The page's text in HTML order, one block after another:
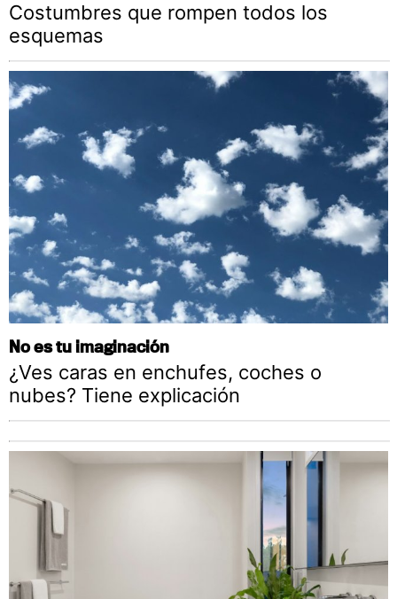
Costumbres que rompen todos los
esquemas
No es tu imaginación
¿Ves caras en enchufes, coches o
nubes? Tiene explicación